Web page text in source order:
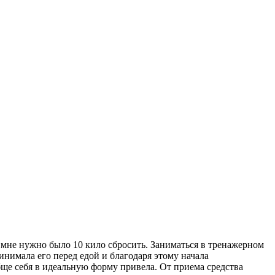
нужно было 10 кило сбросить. Заниматься в тренажерном
его перед едой и благодаря этому начала
себя в идеальную форму привела. От приема средства